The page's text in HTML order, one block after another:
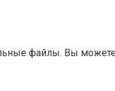
файлы. Вы